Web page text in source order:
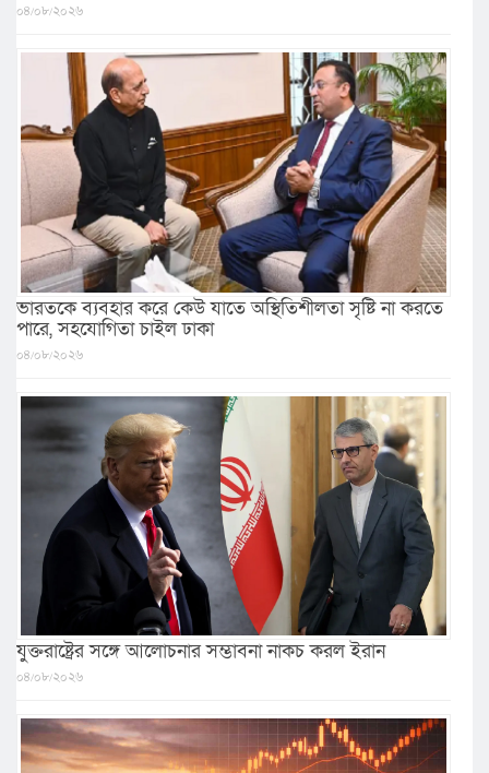
০৪/০৮/২০২৬
ভারতকে ব্যবহার করে কেউ যাতে অস্থিতিশীলতা সৃষ্টি না করতে
পারে, সহযোগিতা চাইল ঢাকা
০৪/০৮/২০২৬
যুক্তরাষ্ট্রের সঙ্গে আলোচনার সম্ভাবনা নাকচ করল ইরান
০৪/০৮/২০২৬